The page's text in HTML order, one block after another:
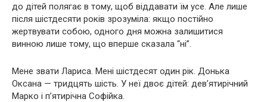
до дітей полягає в тому, щоб віддавати їм усе. Але лише
після шістдесяти років зрозуміла: якщо постійно
жepтвувати собою, одного дня можна залишитися
винною лише тому, що вперше сказала “ні”.
Мене звати Лариса. Мені шістдесят один рік. Донька
Оксана — тридцять шість. У неї двоє дітей: дев’ятирічний
Марко і п’ятирічна Софійка.